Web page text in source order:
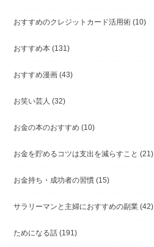
おすすめのクレジットカード活用術 (10)
おすすめ本 (131)
おすすめ漫画 (43)
お笑い芸人 (32)
お金の本のおすすめ (10)
お金を貯めるコツは支出を減らすこと (21)
お金持ち・成功者の習慣 (15)
サラリーマンと主婦におすすめの副業 (42)
ためになる話 (191)